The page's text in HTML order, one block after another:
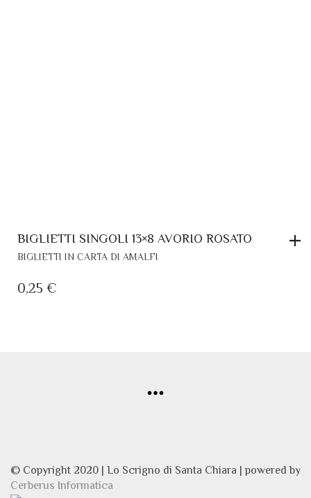
BIGLIETTI SINGOLI 13×8 AVORIO ROSATO
BIGLIETTI IN CARTA DI AMALFI
0,25 €
© Copyright 2020 | Lo Scrigno di Santa Chiara | powered by
Cerberus Informatica